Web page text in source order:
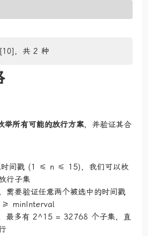
，共 2 种
举所有可能的放行方案，并验证其合
时间戳 (1 ≤ n ≤ 15)，我们可以枚
行子集
需要验证任意两个被选中的时间戳
≥ minInterval
最多有 2^15 = 32768 个子集，直